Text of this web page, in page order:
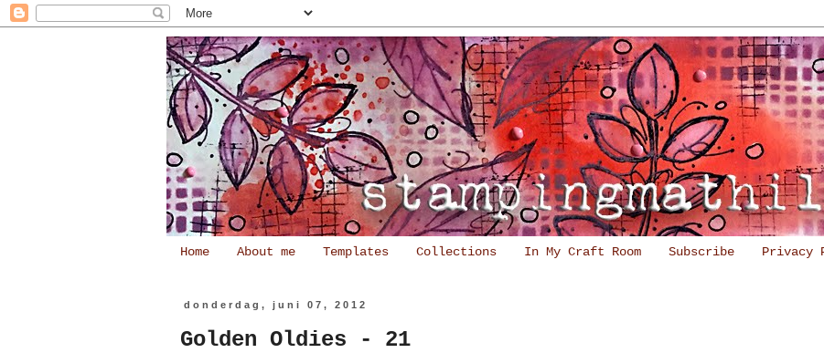
Home About me Templates Collections In My Craft Room Subscribe Privacy
donderdag, juni 07, 2012
Golden Oldies - 21